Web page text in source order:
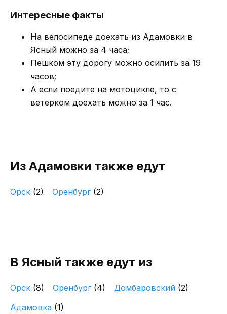
Интересные факты
На велосипеде доехать из Адамовки в
Ясный можно за 4 часа;
Пешком эту дорогу можно осилить за 19
часов;
А если поедите на мотоцикле, то с
ветерком доехать можно за 1 час.
Из Адамовки также едут
Орск (2) Оренбург (2)
В Ясный также едут из
Орск (8) Оренбург (4) Домбаровский (2)
Адамовка (1)